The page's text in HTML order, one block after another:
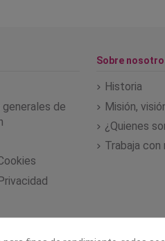
de
Sobre
Historia
Misión,
¿Quienes
Trabaja